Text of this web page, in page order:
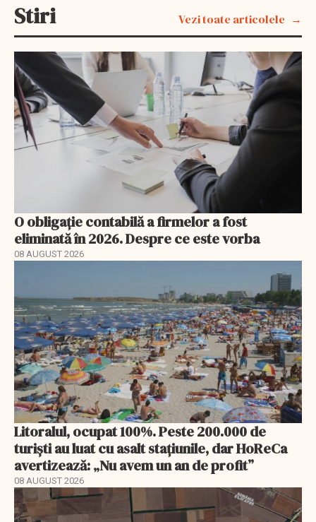
Stiri Vezi toate articolele
O obligație contabilă a firmelor a fost
eliminată în 2026. Despre ce este vorba
08 AUGUST 2026
Litoralul, ocupat 100%. Peste 200.000 de
turiști au luat cu asalt stațiunile, dar HoReCa
avertizează: „Nu avem un an de profit”
08 AUGUST 2026